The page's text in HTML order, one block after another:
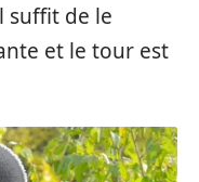
suffit de le
et le tour est